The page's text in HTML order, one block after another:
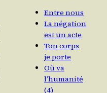
Entre nous
La négation
est un acte
Ton corps
je porte
Où va
l’humanité
(4)